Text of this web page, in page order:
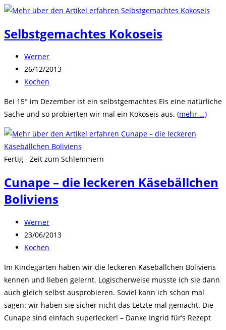
Selbstgemachtes Kokoseis
Beitrags-
Autor:
Werner
Beitrag
veröffentlicht:
26/12/2013
Beitrags-
Kochen
Bei 15° im Dezember ist ein selbstgemachtes Eis eine natürliche
Sache und so probierten wir mal ein Kokoseis aus. (mehr …)
Fertig - Zeit zum Schlemmern
Cunape – die leckeren Käsebällchen
Boliviens
Beitrags-
Autor:
Werner
Beitrag
veröffentlicht:
23/06/2013
Beitrags-
Kochen
Im Kindegarten haben wir die leckeren Käsebällchen Boliviens
kennen und lieben gelernt. Logischerweise musste ich sie dann
auch gleich selbst ausprobieren. Soviel kann ich schon mal
sagen: wir haben sie sicher nicht das Letzte mal gemacht. Die
Cunape sind einfach superlecker! – Danke Ingrid für’s Rezept